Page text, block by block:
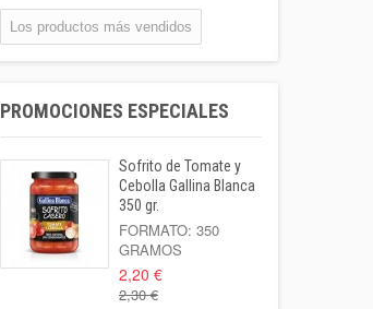
0,55 €
Lata 33cl
Leche Coaliment
Semidesnatada
Botella 1l o...
1,02 €
Patata Kenebeck 1
Los productos más vendidos
PROMOCIONES ESPECIALES
Sofrito de Tomate y
Cebolla Gallina Blanca
350 gr.
FORMATO: 350
GRAMOS
2,20 €
2,30 €